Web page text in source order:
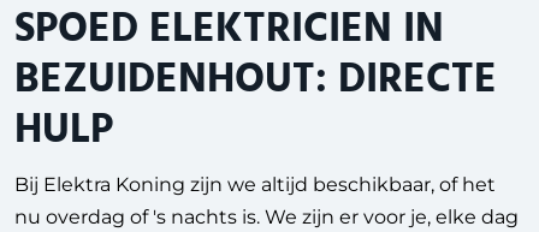
SPOED ELEKTRICIEN IN
BEZUIDENHOUT: DIRECTE
HULP
Bij Elektra Koning zijn we altijd beschikbaar, of het
nu overdag of 's nachts is. We zijn er voor je, elke dag